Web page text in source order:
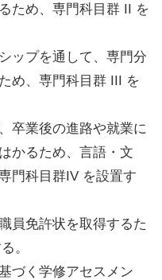
ため、専門科目群 II を
ップを通して、専門分
め、専門科目群 III を
卒業後の進路や就業に
かるため、言語・文
門科目群IV を設置す
員免許状を取得するた
。
づく学修アセスメン